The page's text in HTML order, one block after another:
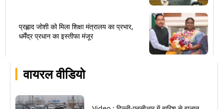
वायरल वीडियो
प्रह्लाद जोशी को मिला शिक्षा मंत्रालय का प्रभार,
धर्मेंद्र प्रधान का इस्तीफा मंजूर